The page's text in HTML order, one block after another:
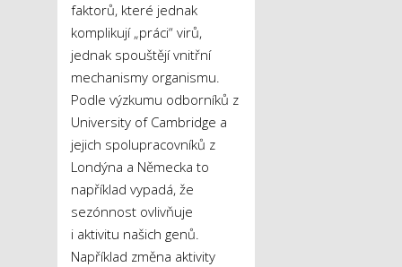
faktorů, které jednak
komplikují „práci“ virů,
jednak spouštějí vnitřní
mechanismy organismu.
Podle výzkumu odborníků z
University of Cambridge a
jejich spolupracovníků z
Londýna a Německa to
například vypadá, že
sezónnost ovlivňuje
i aktivitu našich genů.
Například změna aktivity